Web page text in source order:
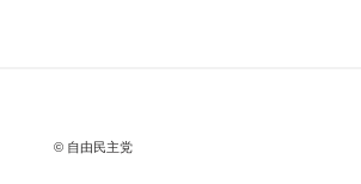
© 自由民主党